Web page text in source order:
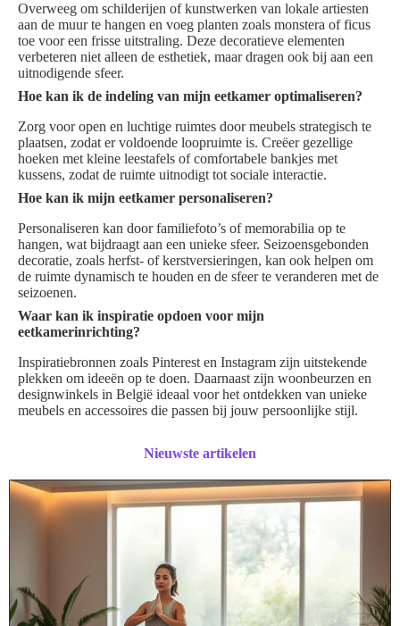
Overweeg om schilderijen of kunstwerken van lokale artiesten
aan de muur te hangen en voeg planten zoals monstera of ficus
toe voor een frisse uitstraling. Deze decoratieve elementen
verbeteren niet alleen de esthetiek, maar dragen ook bij aan een
uitnodigende sfeer.
Hoe kan ik de indeling van mijn eetkamer optimaliseren?
Zorg voor open en luchtige ruimtes door meubels strategisch te
plaatsen, zodat er voldoende loopruimte is. Creëer gezellige
hoeken met kleine leestafels of comfortabele bankjes met
kussens, zodat de ruimte uitnodigt tot sociale interactie.
Hoe kan ik mijn eetkamer personaliseren?
Personaliseren kan door familiefoto’s of memorabilia op te
hangen, wat bijdraagt aan een unieke sfeer. Seizoensgebonden
decoratie, zoals herfst- of kerstversieringen, kan ook helpen om
de ruimte dynamisch te houden en de sfeer te veranderen met de
seizoenen.
Waar kan ik inspiratie opdoen voor mijn
eetkamerinrichting?
Inspiratiebronnen zoals Pinterest en Instagram zijn uitstekende
plekken om ideeën op te doen. Daarnaast zijn woonbeurzen en
designwinkels in België ideaal voor het ontdekken van unieke
meubels en accessoires die passen bij jouw persoonlijke stijl.
Nieuwste artikelen